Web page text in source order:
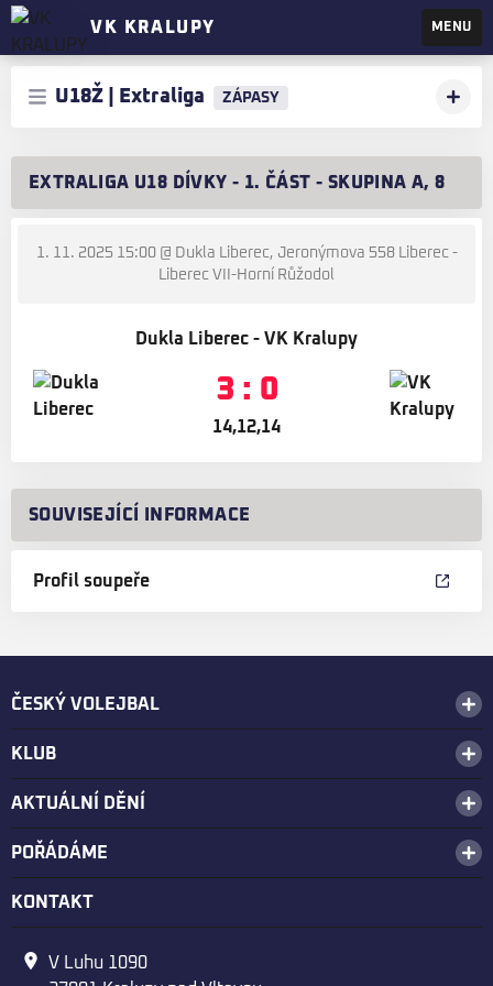
VK KRALUPY MENU
U18Ž | Extraliga ZÁPASY
EXTRALIGA U18 DÍVKY - 1. ČÁST - SKUPINA A, 8
1. 11. 2025 15:00@ Dukla Liberec, Jeronýmova 558 Liberec -
Liberec VII-Horní Růžodol
Dukla Liberec - VK Kralupy
3 : 0
14,12,14
SOUVISEJÍCÍ INFORMACE
Profil soupeře
ČESKÝ VOLEJBAL
KLUB
AKTUÁLNÍ DĚNÍ
POŘÁDÁME
KONTAKT
V Luhu 1090